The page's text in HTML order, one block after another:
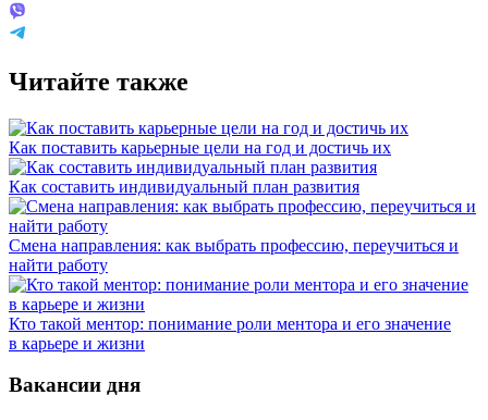
Читайте также
Как поставить карьерные цели на год и достичь их
Как составить индивидуальный план развития
Смена направления: как выбрать профессию, переучиться и
найти работу
Кто такой ментор: понимание роли ментора и его значение
в карьере и жизни
Вакансии дня